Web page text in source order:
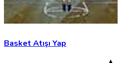
Basket Atışı Yap